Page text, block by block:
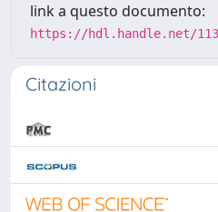
link a questo documento:
https://hdl.handle.net/
Citazioni